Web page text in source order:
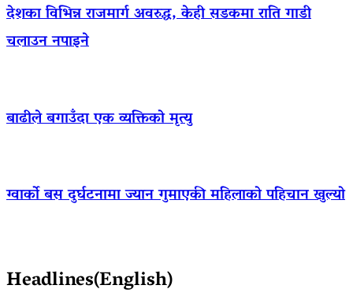
देशका विभिन्न राजमार्ग अवरुद्ध, केही सडकमा राति गाडी
चलाउन नपाइने
बाढीले बगाउँदा एक व्यक्तिको मृत्यु
ग्वार्को बस दुर्घटनामा ज्यान गुमाएकी महिलाको पहिचान खुल्यो
Headlines(English)